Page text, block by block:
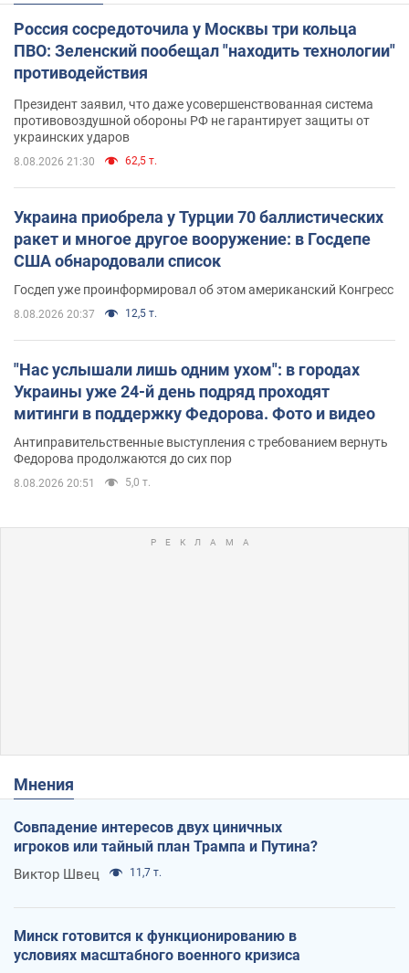
Россия сосредоточила у Москвы три кольца
ПВО: Зеленский пообещал "находить технологии"
противодействия
Президент заявил, что даже усовершенствованная система
противовоздушной обороны РФ не гарантирует защиты от
украинских ударов
8.08.2026 21:30 62,5 т.
Украина приобрела у Турции 70 баллистических
ракет и многое другое вооружение: в Госдепе
США обнародовали список
Госдеп уже проинформировал об этом американский Конгресс
8.08.2026 20:37 12,5 т.
"Нас услышали лишь одним ухом": в городах
Украины уже 24-й день подряд проходят
митинги в поддержку Федорова. Фото и видео
Антиправительственные выступления с требованием вернуть
Федорова продолжаются до сих пор
8.08.2026 20:51 5,0 т.
Мнения
Совпадение интересов двух циничных
игроков или тайный план Трампа и Путина?
Виктор Швец 11,7 т.
Минск готовится к функционированию в
условиях масштабного военного кризиса